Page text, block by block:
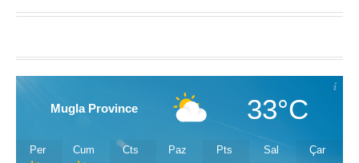
Mugla Province 33°C
Per Cum Cts Paz Pts Sal Çar